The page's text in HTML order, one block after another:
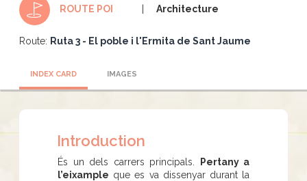
ROUTE POI Architecture
Route: Ruta 3 - El poble i l'Ermita de Sant Jaume
INDEX CARD IMAGES
Introduction
És un dels carrers principals.
Pertany a
l’eixample que es va dissenyar durant la